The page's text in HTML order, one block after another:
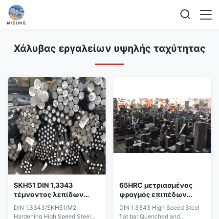
Χάλυβας εργαλείων υψηλής ταχύτητας
SKH51 DIN 1,3343
τέμνοντος λεπίδων
υψηλής ταχύτητας
τετρ.μέτρα χάλυβα
DIN 1.3343/SKH51/M2
Hardening High Speed Steel
65HRC μετριασμένος
φραγμός επιπέδων
χάλυβα υψηλής
ταχύτητας DIN 1,3343
DIN 1.3343 High Speed Steel
flat bar Quenched and